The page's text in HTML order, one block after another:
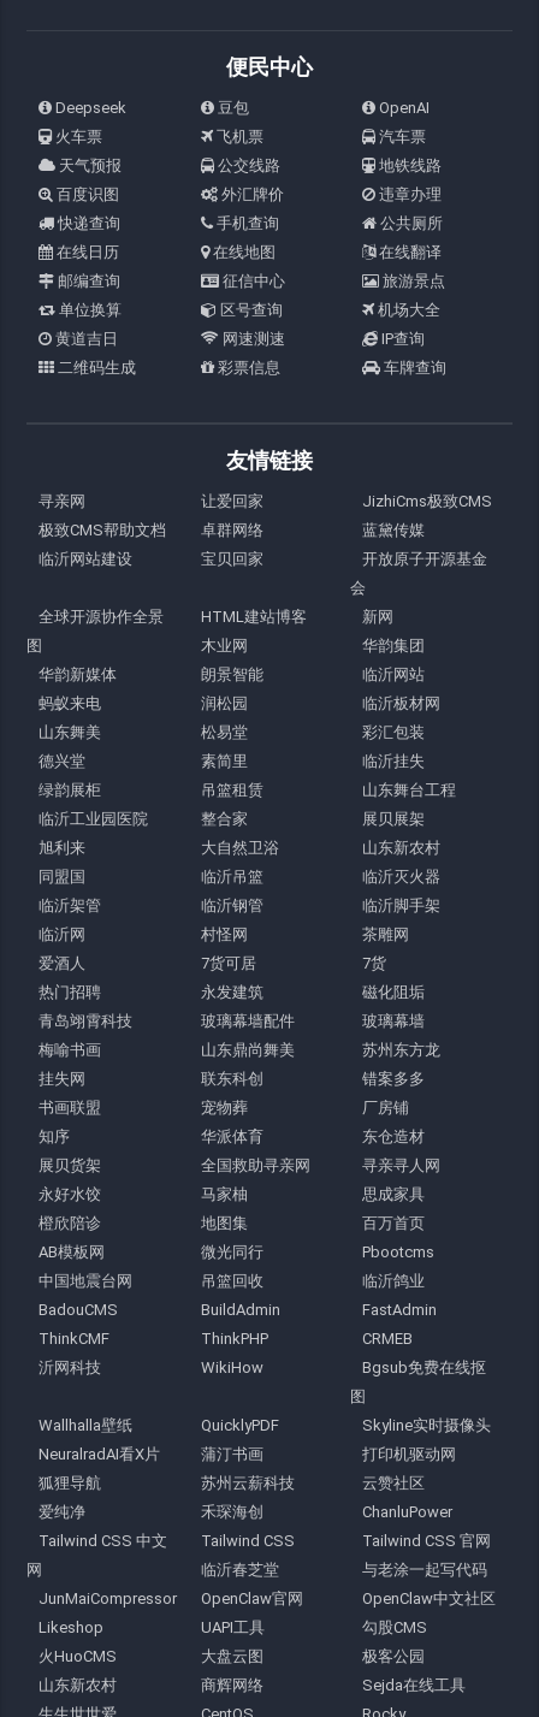
便民中心
Deepseek 豆包
OpenAI
火车票
飞机票
汽车票
天气预报
公交线路
地铁线路
百度识图
外汇牌价
违章办理
快递查询
手机查询
公共厕所
在线日历
在线地图
在线翻译
邮编查询
征信中心
旅游景点
单位换算
区号查询
机场大全
黄道吉日
网速测速
IP查询
二维码生成
彩票信息 车牌查询
友情链接
寻亲网 让爱回家
JizhiCms极致CMS
极致CMS帮助文档
卓群网络
蓝黛传媒
临沂网站建设
宝贝回家
开放原子开源基金
会
全球开源协作全景
图
HTML建站博客
新网
木业网
华韵集团
华韵新媒体
朗景智能
临沂网站
蚂蚁来电
润松园
临沂板材网
山东舞美
松易堂
彩汇包装
德兴堂
素简里
临沂挂失
绿韵展柜
吊篮租赁
山东舞台工程
临沂工业园医院
整合家
展贝展架
旭利来
大自然卫浴
山东新农村
同盟国
临沂吊篮
临沂灭火器
临沂架管
临沂钢管
临沂脚手架
临沂网
村怪网
茶雕网
爱酒人
7货可居
7货
热门招聘
永发建筑
磁化阻垢
青岛翊霄科技
玻璃幕墙配件
玻璃幕墙
梅喻书画
山东鼎尚舞美
苏州东方龙
挂失网
联东科创
错案多多
书画联盟
宠物葬
厂房铺
知序
华派体育
东仓造材
展贝货架
全国救助寻亲网
寻亲寻人网
永好水饺
马家柚
思成家具
橙欣陪诊
地图集
百万首页
AB模板网
微光同行
Pbootcms
中国地震台网
吊篮回收
临沂鸽业
BadouCMS
BuildAdmin
FastAdmin
ThinkCMF
ThinkPHP
CRMEB
沂网科技
WikiHow
Bgsub免费在线抠
图
Wallhalla壁纸
QuicklyPDF
Skyline实时摄像头
NeuralradAI看X片
蒲汀书画
打印机驱动网
狐狸导航
苏州云薪科技
云赞社区
爱纯净
禾琛海创
ChanluPower
Tailwind CSS 中文
网
Tailwind CSS
Tailwind CSS 官网
临沂春芝堂
与老涂一起写代码
JunMaiCompressor
OpenClaw官网
OpenClaw中文社区
Likeshop
UAPI工具
勾股CMS
火HuoCMS
大盘云图
极客公园
山东新农村
商辉网络
Sejda在线工具